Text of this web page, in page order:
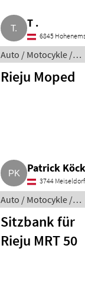
T .
6845
Auto / Motocykle /
Motorka
Rieju Moped
Patrick Köck
3744 Meiseldorf
Auto / Motocykle /
Motorka
Sitzbank für
Rieju MRT 50